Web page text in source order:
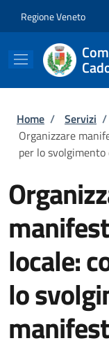
Regione Veneto
Briciole
Home / Servizi /
Organizzare
per lo
locale:
lo